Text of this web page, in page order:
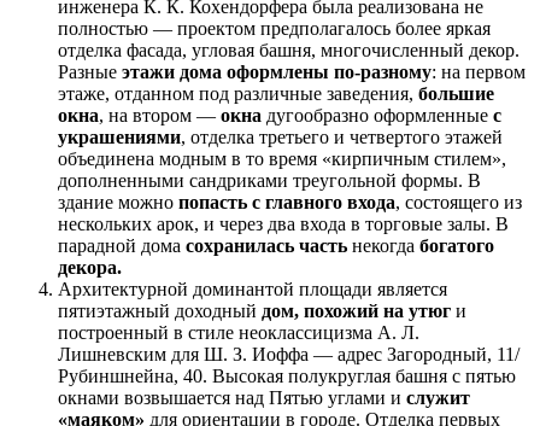
инженера К. К. Кохендорфера была реализована не
полностью — проектом предполагалось более яркая
отделка фасада, угловая башня, многочисленный декор.
Разные этажи дома оформлены по-разному: на первом
этаже, отданном под различные заведения, большие
окна, на втором — окна дугообразно оформленные с
украшениями, отделка третьего и четвертого этажей
объединена модным в то время «кирпичным стилем»,
дополненными сандриками треугольной формы. В
здание можно попасть с главного входа, состоящего из
нескольких арок, и через два входа в торговые залы. В
парадной дома сохранилась часть некогда богатого
декора.
Архитектурной доминантой площади является
пятиэтажный доходный дом, похожий на утюг и
построенный в стиле неоклассицизма А. Л.
Лишневским для Ш. З. Иоффа — адрес Загородный, 11/
Рубиншнейна, 40. Высокая полукруглая башня с пятью
окнами возвышается над Пятью углами и служит
«маяком» для ориентации в городе. Отделка первых